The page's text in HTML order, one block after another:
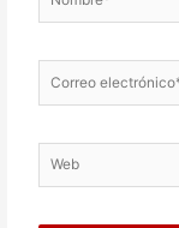
electrónico*